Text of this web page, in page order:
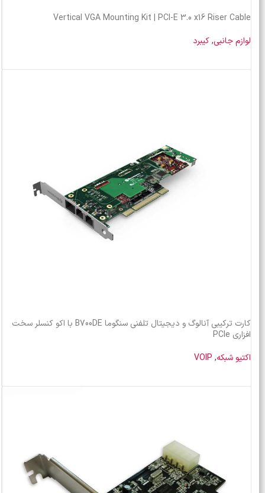
Vertical VGA Mounting Kit | PCI-E 3.0 x16 Riser Cable
لوازم جانبی,کیبرد
کارت ترکیبی آنالوگ و دیجیتال تلفنی سنگوما B700DE با اکو کنسلر سخت
افزاری PCIe
اکتیو شبکه,
VOIP